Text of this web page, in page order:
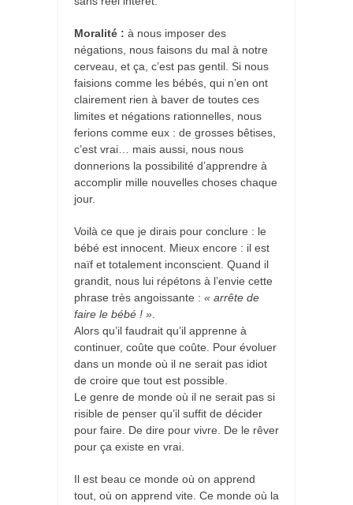
Moralité : à nous imposer des
négations, nous faisons du mal à notre
cerveau, et ça, c’est pas gentil. Si nous
faisions comme les bébés, qui n’en ont
clairement rien à baver de toutes ces
limites et négations rationnelles, nous
ferions comme eux : de grosses bêtises,
c’est vrai… mais aussi, nous nous
donnerions la possibilité d’apprendre à
accomplir mille nouvelles choses chaque
jour.
Voilà ce que je dirais pour conclure : le
bébé est innocent. Mieux encore : il est
naïf et totalement inconscient. Quand il
grandit, nous lui répétons à l’envie cette
phrase très angoissante : « arrête de
faire le bébé ! ».
Alors qu’il faudrait qu’il apprenne à
continuer, coûte que coûte. Pour évoluer
dans un monde où il ne serait pas idiot
de croire que tout est possible.
Le genre de monde où il ne serait pas si
risible de penser qu’il suffit de décider
pour faire. De dire pour vivre. De le rêver
pour ça existe en vrai.
Il est beau ce monde où on apprend
tout, où on apprend vite. Ce monde où la